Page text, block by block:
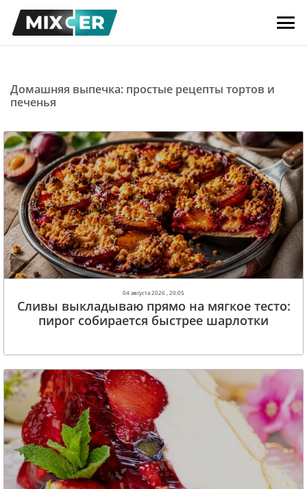
Домашняя выпечка: простые рецепты тортов и
печенья
04 августа 2026 , 20:05
Сливы выкладываю прямо на мягкое тесто:
пирог собирается быстрее шарлотки